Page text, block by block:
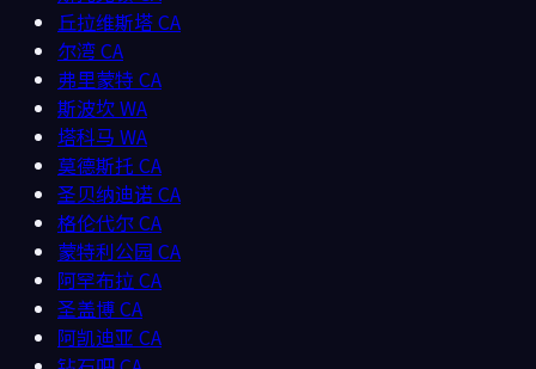
丘拉维斯塔CA
尔湾CA
弗里蒙特 CA
斯波坎WA
塔科马 WA
莫德斯托 CA
圣贝纳迪诺CA
格伦代尔CA
蒙特利公园 CA
阿罕布拉CA
圣盖博CA
阿凯迪亚 CA